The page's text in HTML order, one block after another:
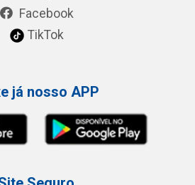
Facebook
TikTok
já nosso APP